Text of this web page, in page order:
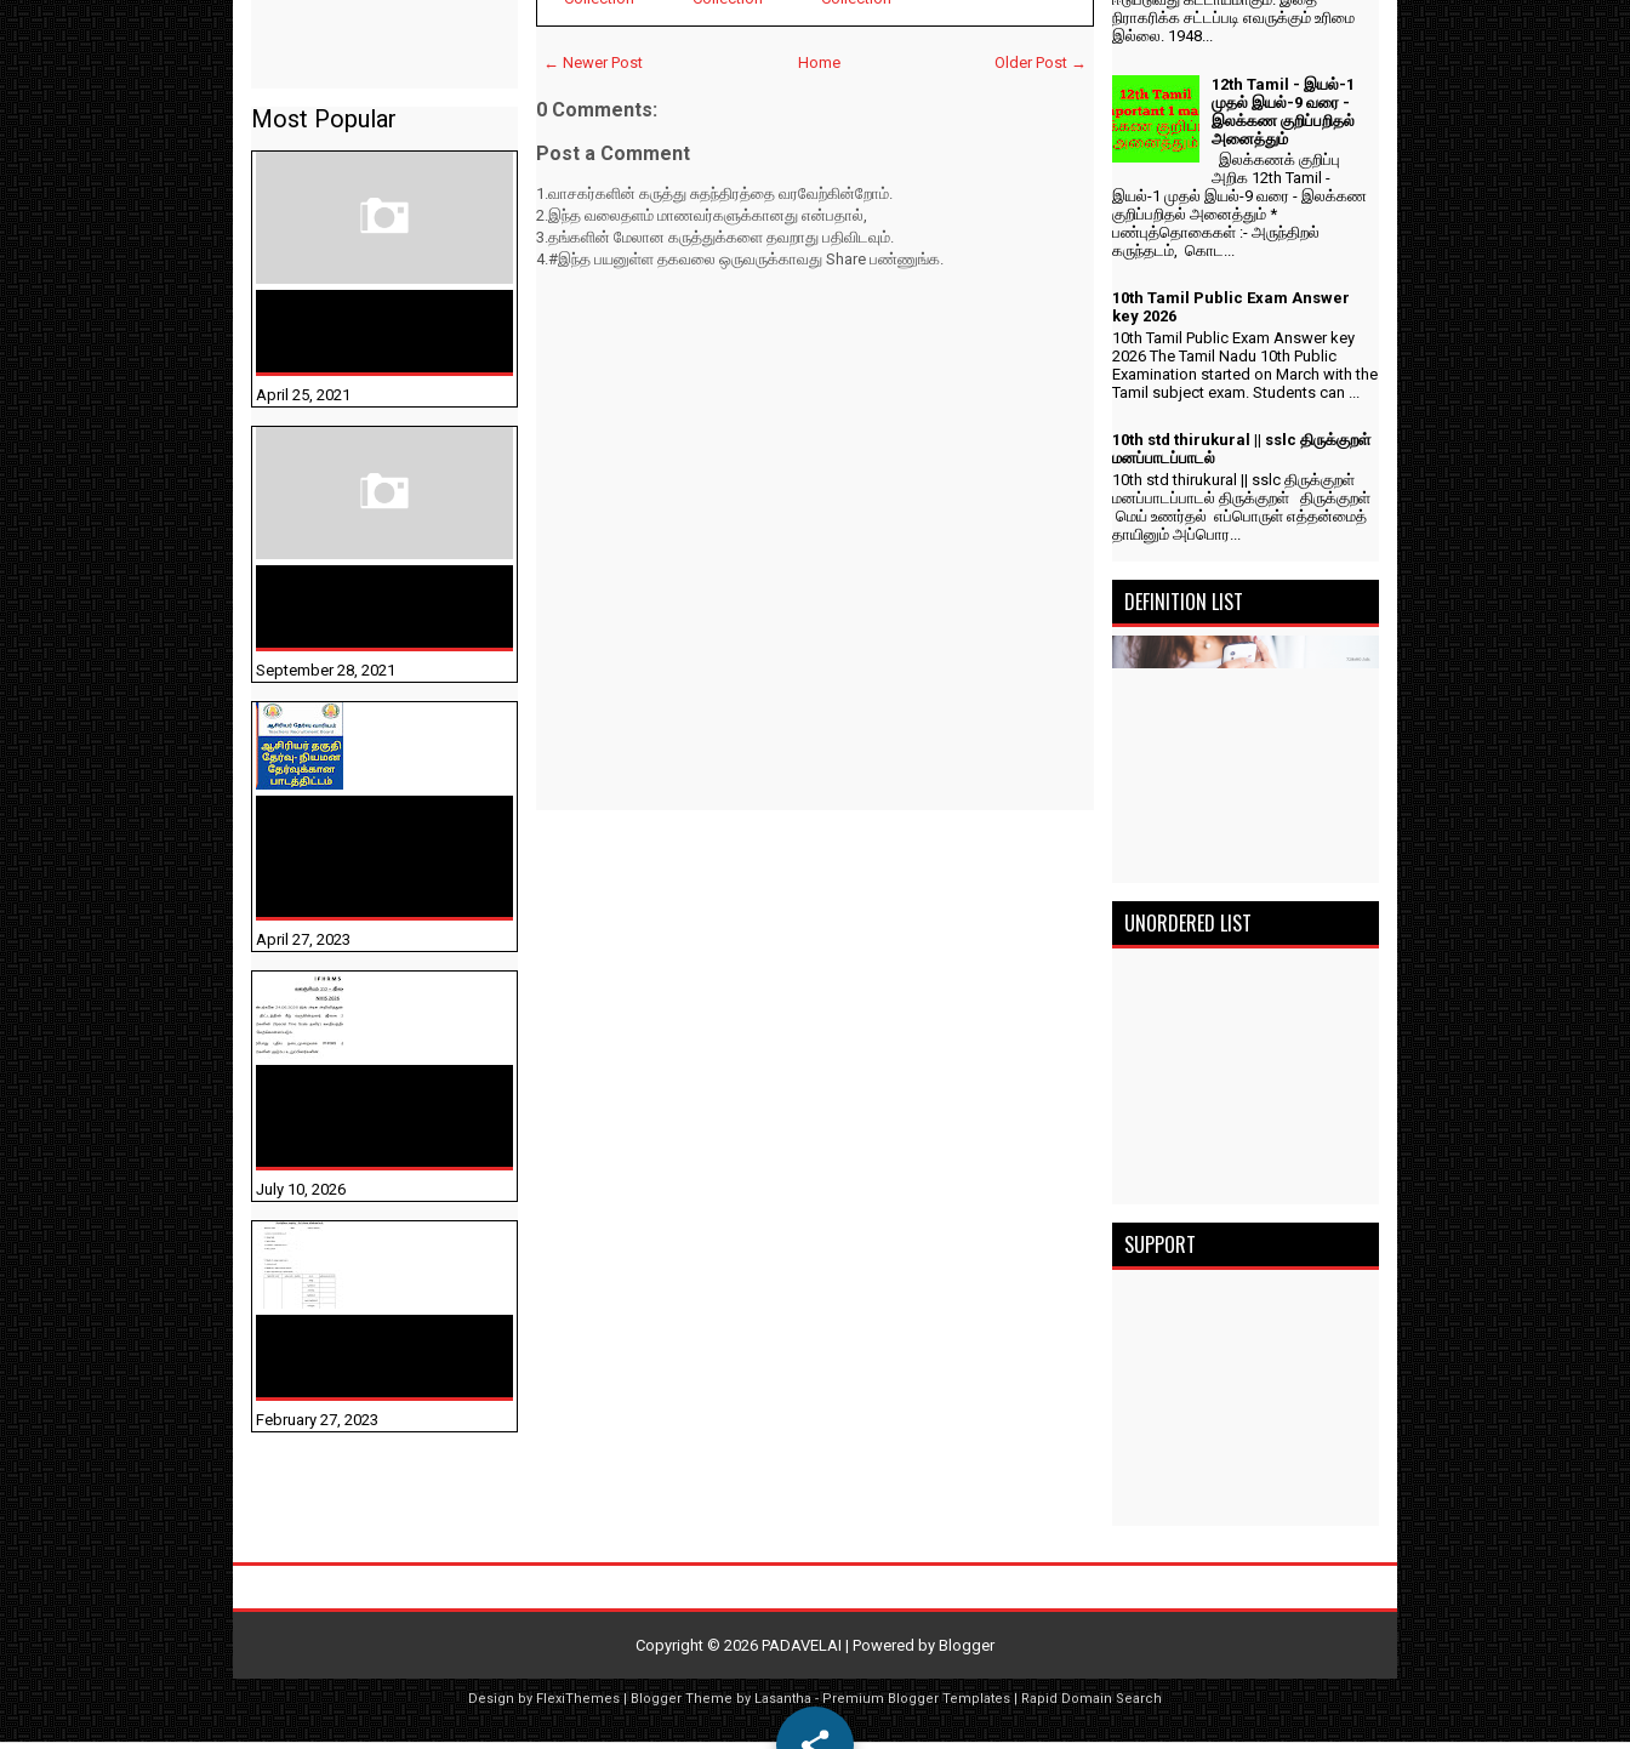
← Newer Post Older Post →
Home
0 Comments:
Post a Comment
1.வாசகர்களின் கருத்து சுதந்திரத்தை வரவேற்கின்றோம்.
2.இந்த வலைதளம் மாணவர்களுக்கானது என்பதால்,
3.தங்களின் மேலான கருத்துக்களை தவறாது பதிவிடவும்.
4.#இந்த பயனுள்ள தகவலை ஒருவருக்காவது Share பண்ணுங்க.
Most Popular
April 25, 2021
September 28, 2021
April 27, 2023
July 10, 2026
February 27, 2023
நிராகரிக்க சட்டப்படி எவருக்கும் உரிமை
இல்லை. 1948...
12th Tamil - இயல்-1
முதல் இயல்-9 வரை -
இலக்கண குறிப்பறிதல்
அனைத்தும்
இலக்கணக் குறிப்பு
அறிக 12th Tamil -
இயல்-1 முதல் இயல்-9 வரை - இலக்கண
குறிப்பறிதல் அனைத்தும் *
பண்புத்தொகைகள் :- அருந்திறல்
கருந்தடம், கொட...
10th Tamil Public Exam Answer
key 2026
10th Tamil Public Exam Answer key
2026 The Tamil Nadu 10th Public
Examination started on March with the
Tamil subject exam. Students can ...
10th std thirukural || sslc திருக்குறள்
மனப்பாடப்பாடல்
10th std thirukural || sslc திருக்குறள்
மனப்பாடப்பாடல் திருக்குறள் திருக்குறள்
மெய் உணர்தல் எப்பொருள் எத்தன்மைத்
தாயினும் அப்பொர...
DEFINITION LIST
UNORDERED LIST
SUPPORT
Copyright © 2026 PADAVELAI | Powered by Blogger
Design by FlexiThemes| Blogger Theme by Lasantha-Premium Blogger Templates| Rapid Domain Search